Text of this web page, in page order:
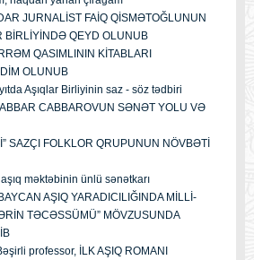
JURNALİST FAİQ QİSMƏTOĞLUNUN
BİRLİYİNDƏ QEYD OLUNUB
QASIMLININ KİTABLARI
OLUNUB
Aşıqlar Birliyinin saz - söz tədbiri
CABBAROVUN SƏNƏT YOLU VƏ
SAZÇI FOLKLOR QRUPUNUN NÖVBƏTİ
aşıq məktəbinin ünlü sənətkarı
AŞIQ YARADICILIĞINDA MİLLİ-
TƏCƏSSÜMÜ” MÖVZUSUNDA
professor, İLK AŞIQ ROMANI